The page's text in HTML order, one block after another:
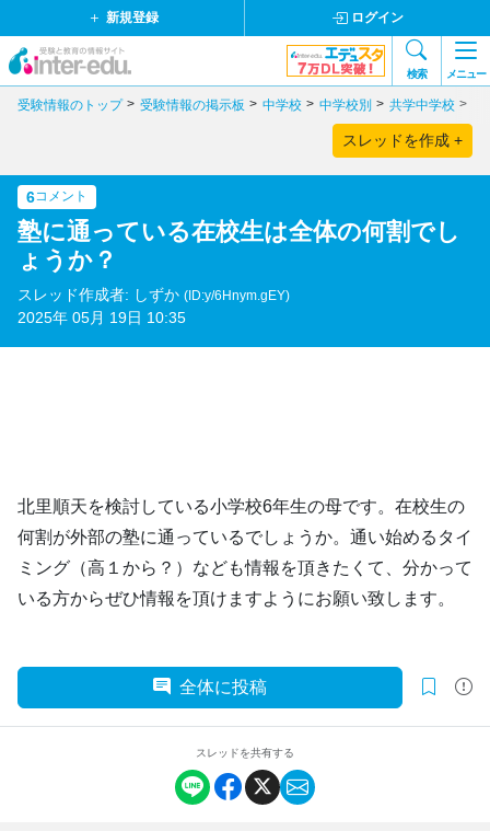
新規登録 ログイン
検索 メニュー
受験情報のトップ 受験情報の掲示板 中学校 中学校別 共学中学校
スレッドを作成 +
6コメント
塾に通っている在校生は全体の何割でし
ょうか？
スレッド作成者: しずか (ID:y/6Hnym.gEY)
2025年 05月 19日 10:35
北里順天を検討している小学校6年生の母です。在校生の
何割が外部の塾に通っているでしょうか。通い始めるタイ
ミング（高１から？）なども情報を頂きたくて、分かって
いる方からぜひ情報を頂けますようにお願い致します。
全体に投稿
スレッドを共有する